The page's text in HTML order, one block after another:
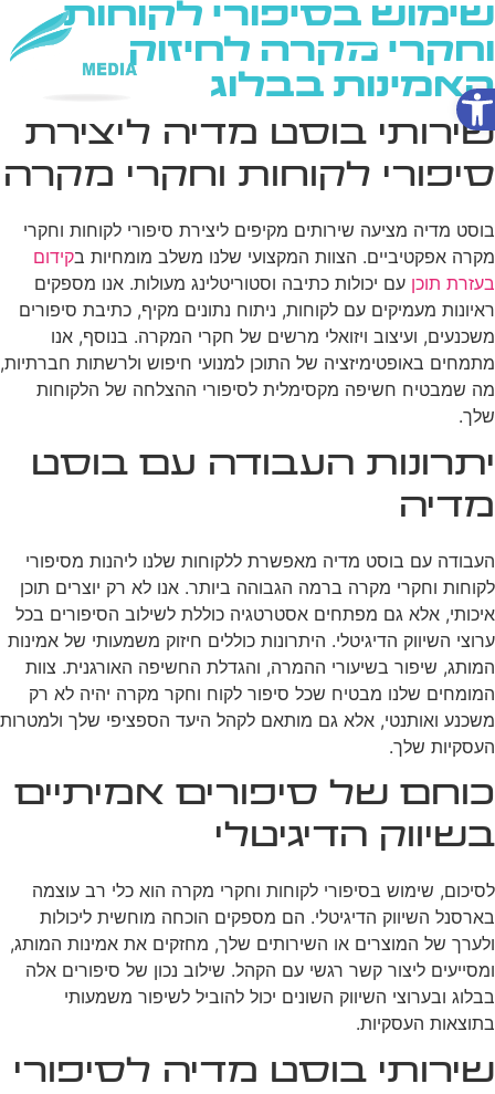
פתח סרגל נגישות
שימוש בסיפורי לקוחות
וחקרי מקרה לחיזוק
האמינות בבלוג
שירותי בוסט מדיה ליצירת
סיפורי לקוחות וחקרי מקרה
בוסט מדיה מציעה שירותים מקיפים ליצירת סיפורי לקוחות וחקרי
מקרה אפקטיביים. הצוות המקצועי שלנו משלב מומחיות בקידום
בעזרת תוכן עם יכולות כתיבה וסטוריטלינג מעולות. אנו מספקים
ראיונות מעמיקים עם לקוחות, ניתוח נתונים מקיף, כתיבת סיפורים
משכנעים, ועיצוב ויזואלי מרשים של חקרי המקרה. בנוסף, אנו
מתמחים באופטימיזציה של התוכן למנועי חיפוש ולרשתות חברתיות,
מה שמבטיח חשיפה מקסימלית לסיפורי ההצלחה של הלקוחות
שלך.
יתרונות העבודה עם בוסט
מדיה
העבודה עם בוסט מדיה מאפשרת ללקוחות שלנו ליהנות מסיפורי
לקוחות וחקרי מקרה ברמה הגבוהה ביותר. אנו לא רק יוצרים תוכן
איכותי, אלא גם מפתחים אסטרטגיה כוללת לשילוב הסיפורים בכל
ערוצי השיווק הדיגיטלי. היתרונות כוללים חיזוק משמעותי של אמינות
המותג, שיפור בשיעורי ההמרה, והגדלת החשיפה האורגנית. צוות
המומחים שלנו מבטיח שכל סיפור לקוח וחקר מקרה יהיה לא רק
משכנע ואותנטי, אלא גם מותאם לקהל היעד הספציפי שלך ולמטרות
העסקיות שלך.
כוחם של סיפורים אמיתיים
בשיווק הדיגיטלי
לסיכום, שימוש בסיפורי לקוחות וחקרי מקרה הוא כלי רב עוצמה
בארסנל השיווק הדיגיטלי. הם מספקים הוכחה מוחשית ליכולות
ולערך של המוצרים או השירותים שלך, מחזקים את אמינות המותג,
ומסייעים ליצור קשר רגשי עם הקהל. שילוב נכון של סיפורים אלה
בבלוג ובערוצי השיווק השונים יכול להוביל לשיפור משמעותי
בתוצאות העסקיות.
שירותי בוסט מדיה לסיפורי